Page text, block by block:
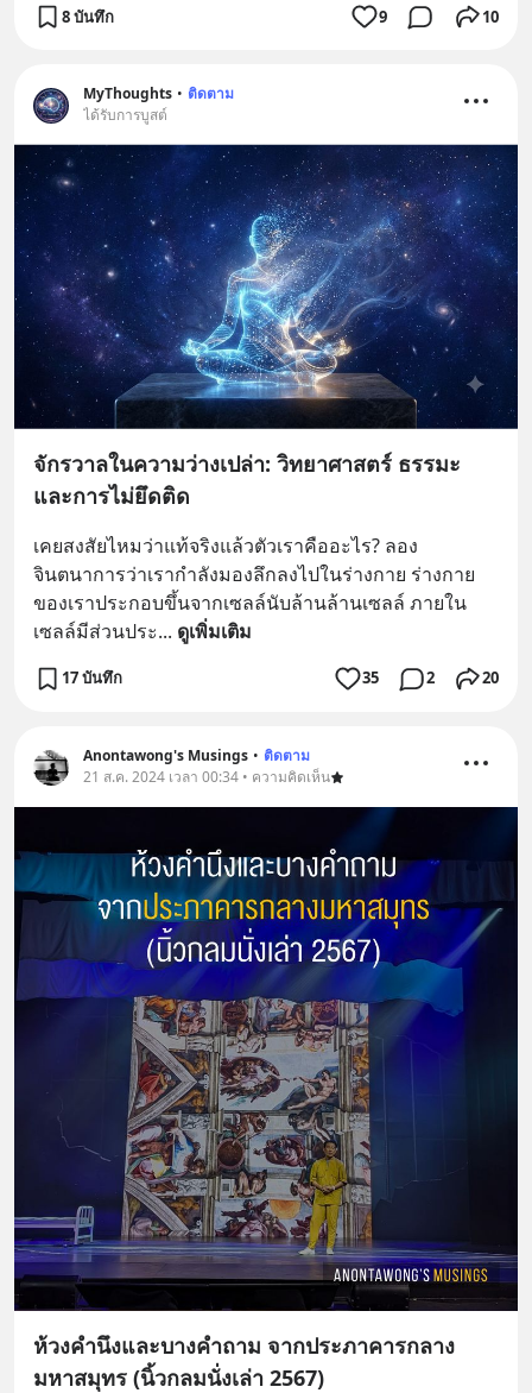
8 บันทึก 9 10
MyThoughts • ติดตาม
ได้รับการบูสต์
จักรวาลในความว่างเปล่า: วิทยาศาสตร์ ธรรมะ
และการไม่ยึดติด
เคยสงสัยไหมว่าแท้จริงแล้วตัวเราคืออะไร? ลอง
จินตนาการว่าเรากำลังมองลึกลงไปในร่างกาย ร่างกาย
ของเราประกอบขึ้นจากเซลล์นับล้านล้านเซลล์ ภายใน
เซลล์มีส่วนประ... ดูเพิ่มเติม
17 บันทึก 35 2 20
Anontawong's Musings • ติดตาม
21 ส.ค. 2024 เวลา 00:34 • ความคิดเห็น
ห้วงคำนึงและบางคำถาม จากประภาคารกลาง
มหาสมุทร (นิ้วกลมนั่งเล่า 2567)